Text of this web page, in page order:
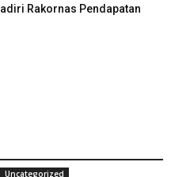
Rakornas Pendapatan
Uncategorized